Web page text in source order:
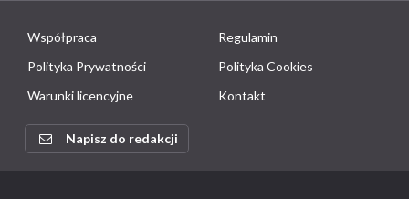
Współpraca
Regulamin
Polityka Prywatności
Polityka Cookies
Warunki licencyjne
Kontakt
Napisz do redakcji